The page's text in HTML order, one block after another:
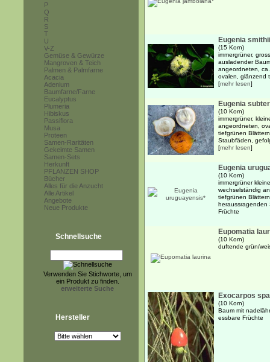
P
Q
R
S
T
U
V-Z
Gemüse & Gewürze
Mangroven & Teich
Palmen & Palmfarne
Acacia
Adenium
Baumfarne/Farne
Eucalyptus
Plumeria
Hibiskus
Passiflora
Musa
Proteen
Samen-Raritäten
Gekeimte Samen
Samen-Sets
Herkunft
PFLANZEN SHOP
Bücher
Alles für die Anzucht
Alle Artikel
Angebote
Neue Produkte
Schnellsuche
Verwenden Sie Stichworte, um
ein Produkt zu finden.
erweiterte Suche
Hersteller
Eugenia
(15 Korn)
immergrüner,
ausladender
angeordneten,
ovalen, glänzend
[mehr lesen]
Eugenia
(10 Korn)
immergrüner,
angeordneten,
tiefgrünen
Staubfäden,
[mehr lesen]
Eugenia
(10 Korn)
immergrüner
wechselständig
tiefgrünen
heraussragenden
Früchte
Eupomatia
(10 Korn)
duftende grün/
Exocarpos
(10 Korn)
Baum mit
essbare Früchte